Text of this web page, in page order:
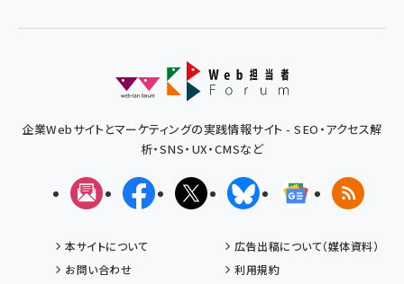
企業Webサイトとマーケティングの実践情報サイト - SEO・アクセス解
析・SNS・UX・CMSなど
メルマガFacebookX(エックス)BlueskyGoogleニュ
RSS
本サイトについて
広告出稿について（媒体資料）
お問い合わせ
利用規約